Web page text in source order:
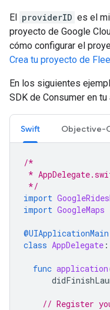
El providerID es el
proyecto de Google
cómo configurar el
Crea tu proyecto de
En los siguientes
SDK de Consumer en tu
Swift Objective-
/*
*
*/
import
import GoogleMaps
@UIApplicationMain
class AppDelegate :
func application
// Register